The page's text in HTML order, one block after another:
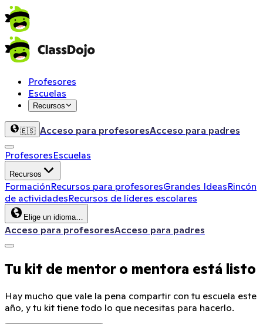
Profesores
Escuelas
Recursos
🇪🇸 Acceso para profesoresAcceso para padres
ProfesoresEscuelas
Recursos
FormaciónRecursos para profesoresGrandes IdeasRincón
de actividadesRecursos de líderes escolares
Elige un idioma…
Acceso para profesoresAcceso para padres
Tu kit de mentor o mentora está listo
Hay mucho que vale la pena compartir con tu escuela este
año, y tu kit tiene todo lo que necesitas para hacerlo.